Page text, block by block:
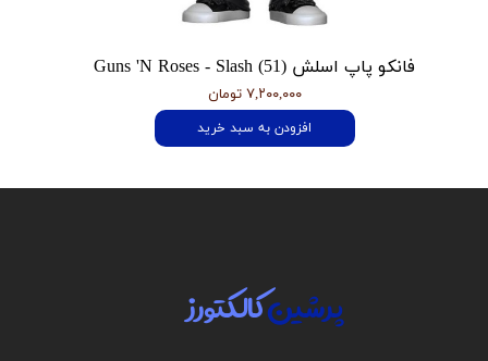
فانکو پاپ اسلش Guns 'N Roses - Slash (51)
۷,۲۰۰,۰۰۰ تومان
افزودن به سبد خرید
پرشینکالکتورز